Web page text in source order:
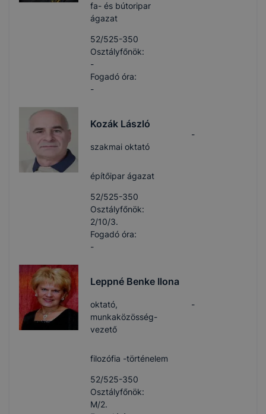
fa- és bútoripar
ágazat
52/525-350
Osztályfőnök:
-
Fogadó óra:
-
Kozák László
szakmai oktató
építőipar ágazat
-
52/525-350
Osztályfőnök:
2/10/3.
Fogadó óra:
-
Leppné Benke Ilona
oktató,
munkaközösség-
vezető
filozófia -történelem
-
52/525-350
Osztályfőnök:
M/2.